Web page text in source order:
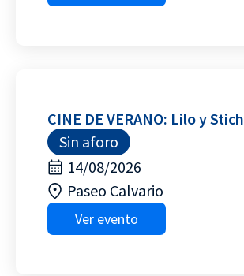
CINE DE VERANO: Lilo y Stich
Sin aforo
14/08/2026
Paseo Calvario
Ver evento